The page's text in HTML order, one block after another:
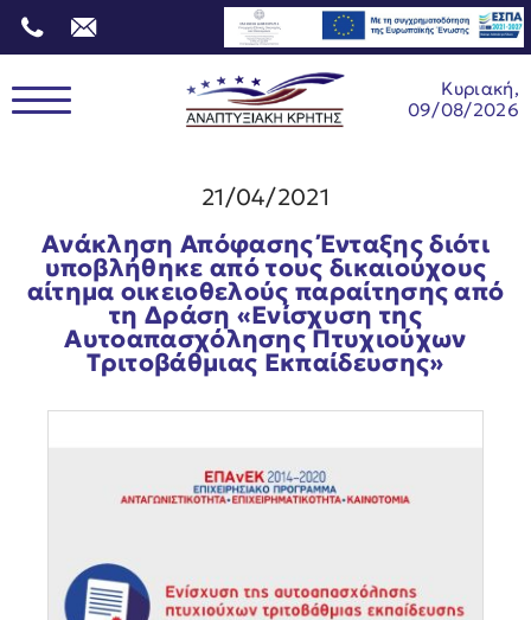
Κυριακή,
09/08/2026
21/04/2021
Aνάκληση Απόφασης Ένταξης διότι
υποβλήθηκε από τους δικαιούχους
αίτημα οικειοθελούς παραίτησης από
τη Δράση «Ενίσχυση της
Aυτοαπασχόλησης Πτυχιούχων
Τριτοβάθμιας Εκπαίδευσης»